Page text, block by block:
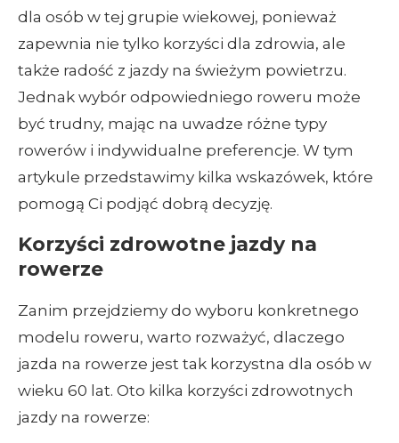
dla osób w tej grupie wiekowej, ponieważ
zapewnia nie tylko korzyści dla zdrowia, ale
także radość z jazdy na świeżym powietrzu.
Jednak wybór odpowiedniego roweru może
być trudny, mając na uwadze różne typy
rowerów i indywidualne preferencje. W tym
artykule przedstawimy kilka wskazówek, które
pomogą Ci podjąć dobrą decyzję.
Korzyści zdrowotne jazdy na
rowerze
Zanim przejdziemy do wyboru konkretnego
modelu roweru, warto rozważyć, dlaczego
jazda na rowerze jest tak korzystna dla osób w
wieku 60 lat. Oto kilka korzyści zdrowotnych
jazdy na rowerze: